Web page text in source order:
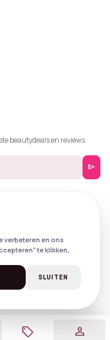
local_offer person
beautydeals en reviews.
send
Digital
verbeteren en ons
te klikken,
SLUITEN